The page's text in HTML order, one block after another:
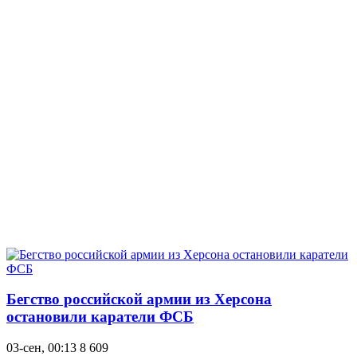
Бегство российской армии из Херсона
остановили каратели ФСБ
03-сен, 00:13 8 609